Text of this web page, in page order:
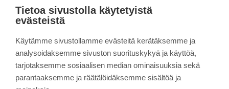
puh. +358 20 743 8100
fax. +358 14 449 9694
Tietoa sivustolla käytetyistä
evästeistä
Käytämme sivustollamme evästeitä kerätäksemme ja
analysoidaksemme sivuston suorituskykyä ja käyttöä,
tarjotaksemme sosiaalisen median ominaisuuksia sekä
parantaaksemme ja räätälöidäksemme sisältöä ja